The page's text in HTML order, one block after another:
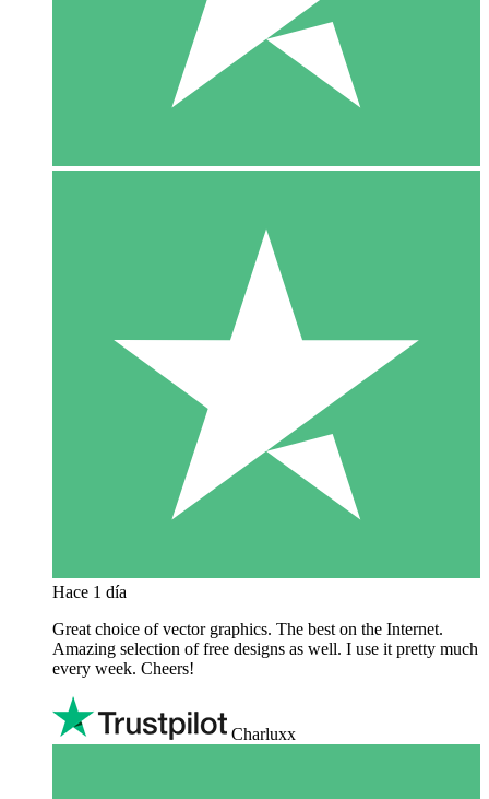
Hace 1 día
Great choice of vector graphics. The best on the Internet.
Amazing selection of free designs as well. I use it pretty much
every week. Cheers!
Charluxx